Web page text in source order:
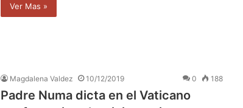
Ver Mas »
Magdalena Valdez 10/12/2019 0 188
Padre Numa dicta en el Vaticano